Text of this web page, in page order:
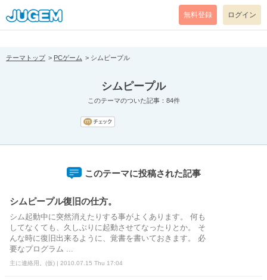
[pear_error: message="Success" code=0 mode=return level=notice
prefix="" info=""]
無料登録 ログイン
テーマトップ PCゲーム シムピープル
シムピープル
このテーマのついた記事：84件
このテーマに投稿された記事
シムピープル復旧の仕方。
シム起動中に突然消えたりする事がよくあります。 何も
してなくても、久しぶりに起動させてなったりとか。 そ
んな時に復旧出来るように、覚書を書いておきます。 必
要なプログラム ...
主に連絡用。(仮) | 2010.07.15 Thu 17:04